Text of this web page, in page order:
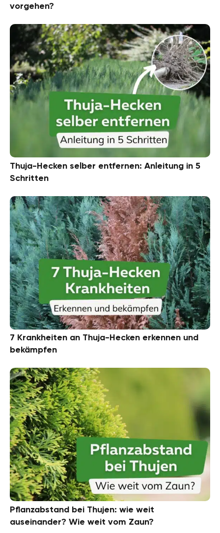
vorgehen?
Thuja-Hecken selber entfernen: Anleitung in 5
Schritten
7 Krankheiten an Thuja-Hecken erkennen und
bekämpfen
Pflanzabstand bei Thujen: wie weit
auseinander? Wie weit vom Zaun?